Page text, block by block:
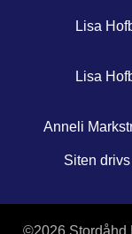
Lisa
Lisa
Anneli
Siten
©2026 Stordåhd